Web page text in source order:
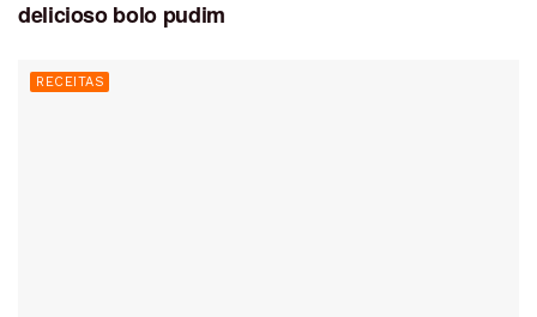
delicioso bolo pudim
RECEITAS